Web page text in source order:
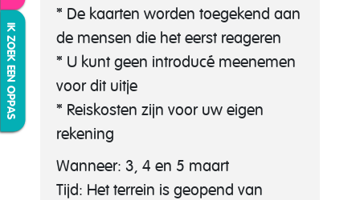
IK ZOEK EEN OPPAS
* De kaarten worden toegekend aan
de mensen die het eerst reageren
* U kunt geen introducé meenemen
voor dit uitje
* Reiskosten zijn voor uw eigen
rekening
Wanneer: 3, 4 en 5 maart
Tijd: Het terrein is geopend van